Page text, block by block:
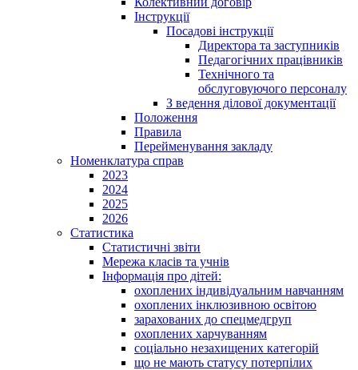
Інструкції
Посадові інструкції
Директора та заступників
Педагогічних працівників
Технічного та
обслуговуючого персоналу
З ведення ділової документації
Положення
Правила
Перейменування закладу
Номенклатура справ
2023
2024
2025
2026
Статистика
Статистичні звіти
Мережа класів та учнів
Інформація про дітей:
охоплених індивідуальним навчанням
охоплених інклюзивною освітою
зарахованих до спецмедгруп
охоплених харчуванням
соціально незахищених категорій
що не мають статусу потерпілих